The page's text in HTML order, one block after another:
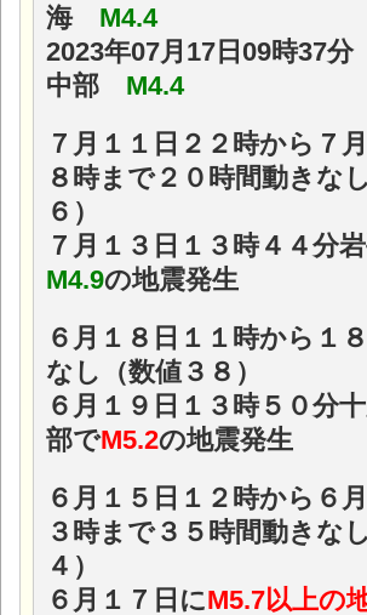
海 M4.4
2023年07月17日09時37
中部 M4.4
７月１１日２２時から７
８時まで２０時間動きな
６）
７月１３日１３時４４分
M4.9の地震発生
６月１８日１１時から１
なし（数値３８）
６月１９日１３時５０分
部でM5.2の地震発生
６月１５日１２時から６
３時まで３５時間動きな
４）
６月１７日にM5.7以上の